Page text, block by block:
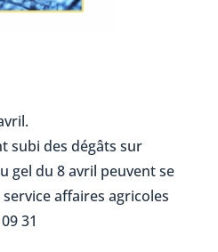
subi des dégâts sur
gel du 8 avril peuvent se
affaires agricoles
31